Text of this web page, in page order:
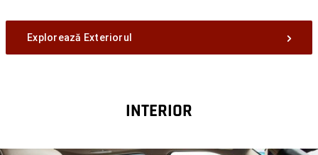
Explorează Exteriorul
INTERIOR